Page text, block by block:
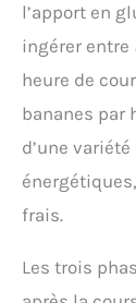
l’apport en
ingérer entre
heure de
bananes par
d’une
frais.
Les trois